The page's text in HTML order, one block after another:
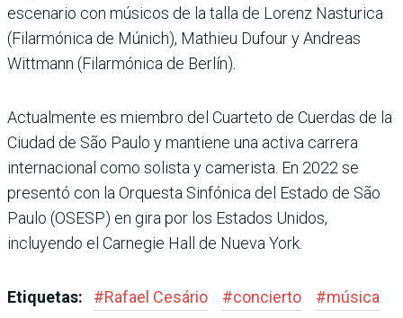
escenario con músicos de la talla de Lorenz Nasturica
(Filarmónica de Múnich), Mathieu Dufour y Andreas
Wittmann (Filarmónica de Berlín).
Actualmente es miembro del Cuarteto de Cuerdas de la
Ciudad de São Paulo y mantiene una activa carrera
internacional como solista y camerista. En 2022 se
presentó con la Orquesta Sinfónica del Estado de São
Paulo (OSESP) en gira por los Estados Unidos,
incluyendo el Carnegie Hall de Nueva York.
Etiquetas: #Rafael Cesário #concierto #música